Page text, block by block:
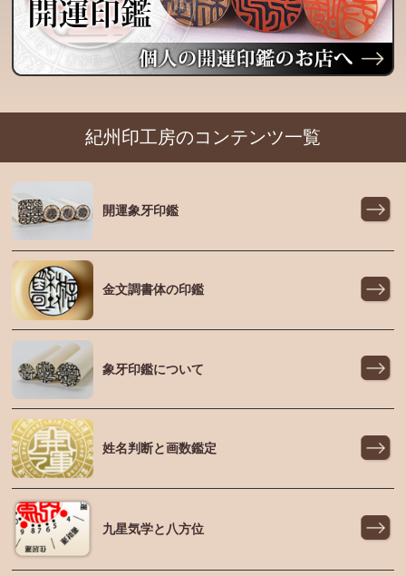
紀州印工房のコンテンツ一覧
開運象牙印鑑
金文調書体の印鑑
象牙印鑑について
姓名判断と画数鑑定
九星気学と八方位